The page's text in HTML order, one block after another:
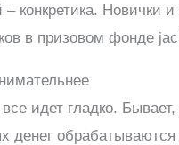
Новички
в призовом фонде
идет гладко.
денег